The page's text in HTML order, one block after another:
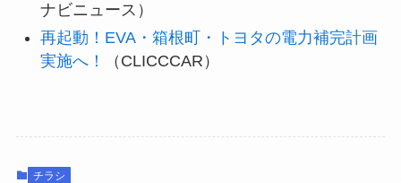
ナビニュース）
再起動！EVA・箱根町・トヨタの電力補完計画
実施へ！
（CLICCCAR）
チラシ